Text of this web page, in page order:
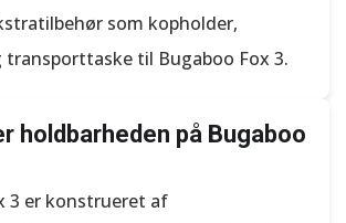
som kopholder,
til Bugaboo Fox 3.
holdbarheden på Bugaboo
3 er konstrueret af